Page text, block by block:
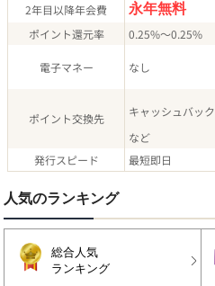
2年目以降年会費
永年無料
ポイント還元率
0.25%～0.25%
電子マネー なし
ポイント交換先
キャッシュバック
など
発行スピード
最短即日
人気のランキング
総合人気
ランキング